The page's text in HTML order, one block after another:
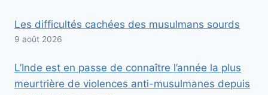
Les difficultés cachées des musulmans sourds
9 août 2026
L’Inde est en passe de connaître l’année la plus
meurtrière de violences anti-musulmanes depuis